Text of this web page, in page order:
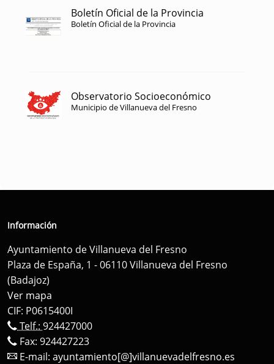
Boletín Oficial de la Provincia
Boletín Oficial de la Provincia
Observatorio Socioeconómico
Municipio de Villanueva del Fresno
Información
Ayuntamiento de Villanueva del Fresno
Plaza de España, 1 - 06110 Villanueva del Fresno
(Badajoz)
Ver mapa
CIF: P0615400I
Telf.: 924427000
Fax: 924427223
E-mail: ayuntamiento[@]villanuevadelfresno.es